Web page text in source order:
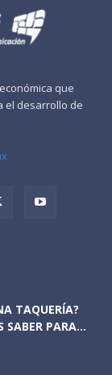
que
el desarrollo de
TAQUERÍA?
SABER PARA...